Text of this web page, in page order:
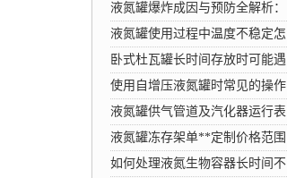
液氮罐爆炸成因与预防全解析：
液氮罐使用过程中温度不稳定怎
卧式杜瓦罐长时间存放时可能遇
使用自增压液氮罐时常见的操作
液氮罐供气管道及汽化器运行表
液氮罐冻存架单**定制价格范围
如何处理液氮生物容器长时间不